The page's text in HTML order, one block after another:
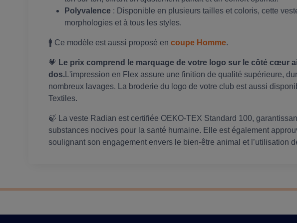
Polyvalence : Disponible en plusieurs tailles et coloris, cette
morphologies et à tous les styles.
🚹 Ce modèle est aussi proposé en coupe Homme.
💗 Le prix comprend le marquage de votre logo sur le côté cœur
dos. L'impression en Flex assure une finition de qualité supérieure,
nombreux lavages. La broderie du logo de votre club est aussi
Textiles.
🍃 La veste Radian est certifiée OEKO-TEX Standard 100,
substances nocives pour la santé humaine. Elle est également
soulignant son engagement envers le bien-être animal et l’utilisation